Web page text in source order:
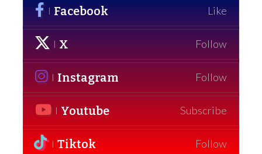
Facebook Like
X Follow
Instagram Follow
Youtube Subscribe
Tiktok Follow